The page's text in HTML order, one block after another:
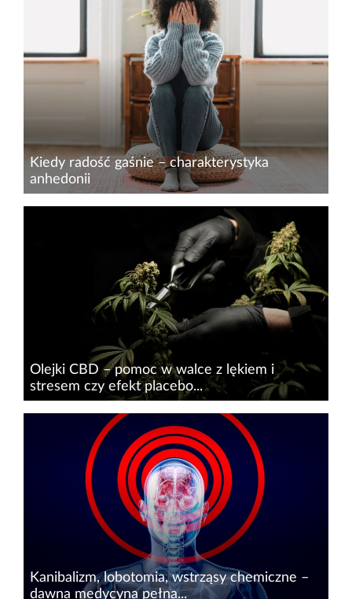
Kiedy radość gaśnie – charakterystyka
anhedonii
Zaburzenia psychiczne i depresja to poważne
problemy współczesnego świata, których
doświadcza coraz większa część społeczeństwa.
Ostatnimi czasy bardzo powszechne stało się
nagłaśnianie tego rodzaju...
Olejki CBD – pomoc w walce z lękiem i
stresem czy efekt placebo...
Z okazji przypadającego na 10 października
Światowego Dnia Zdrowia
Psychicznego&nbsp;firma Eir Health
postanowiła sprawdzić, czy powszechnie
dostępne i często stosowane&nbsp;w Polsce
olejki CBD...
Kanibalizm, lobotomia, wstrząsy chemiczne –
dawna medycyna pełna...